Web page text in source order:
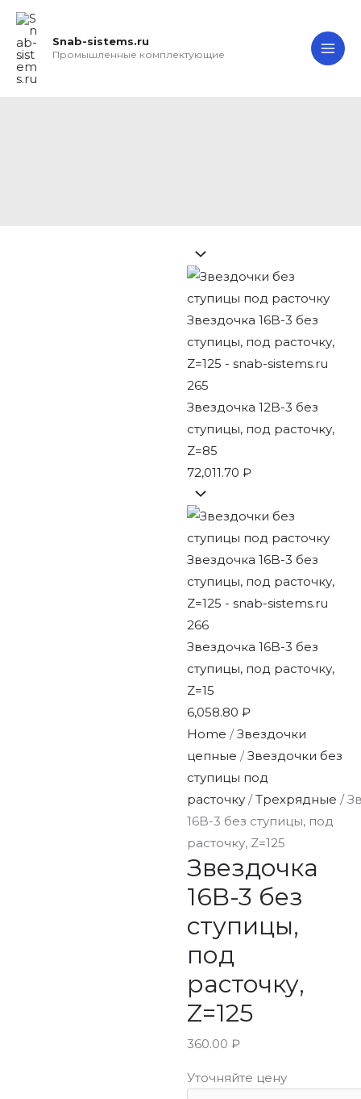
Перейти
содержимому
Snab-sistems.ru
Промышленные комплектующие
Звездочка 12B-3 без
ступицы, под расточку,
Z=85
72,011.70₽
Звездочка 16B-3 без
ступицы, под расточку,
Z=15
6,058.80₽
Home /Звездочки
цепные /Звездочки без
ступицы под
расточку /Трехрядные /
16B-3 без ступицы, под
расточку, Z=125
Звездочка
16B-3 без
ступицы,
под
расточку,
Z=125
360.00₽
Уточняйте цену
3
Search...